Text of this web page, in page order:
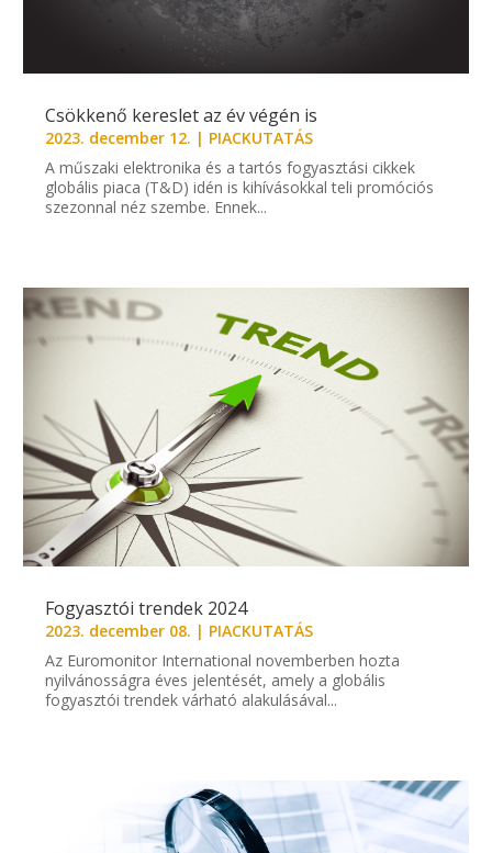
Csökkenő kereslet az év végén is
2023. december 12. | PIACKUTATÁS
A műszaki elektronika és a tartós fogyasztási cikkek
globális piaca (T&D) idén is kihívásokkal teli promóciós
szezonnal néz szembe. Ennek...
Fogyasztói trendek 2024
2023. december 08. | PIACKUTATÁS
Az Euromonitor International novemberben hozta
nyilvánosságra éves jelentését, amely a globális
fogyasztói trendek várható alakulásával...